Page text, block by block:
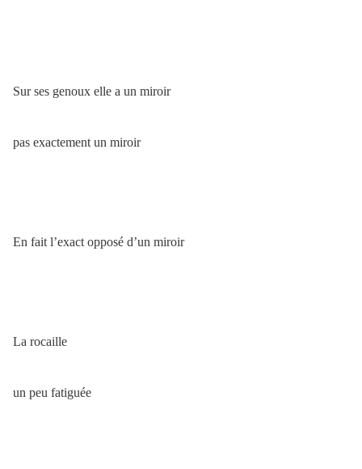
Sur ses genoux elle a un miroir
pas exactement un miroir
En fait l’exact opposé d’un miroir
La rocaille
un peu fatiguée